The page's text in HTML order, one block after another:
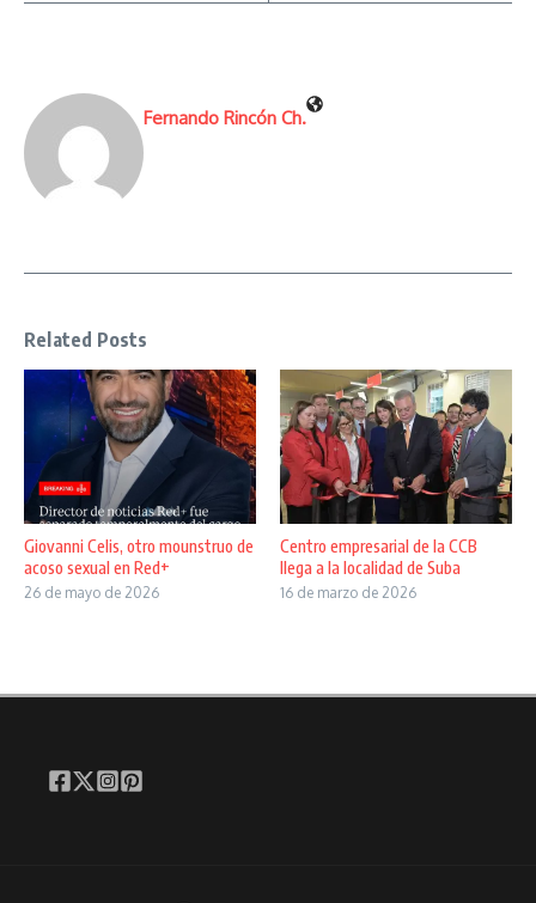
Fernando Rincón Ch.
Related Posts
Giovanni Celis, otro mounstruo de
acoso sexual en Red+
26 de mayo de 2026
Centro empresarial de la CCB
llega a la localidad de Suba
16 de marzo de 2026